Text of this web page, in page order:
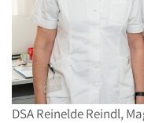
DSA Reinelde Reindl,